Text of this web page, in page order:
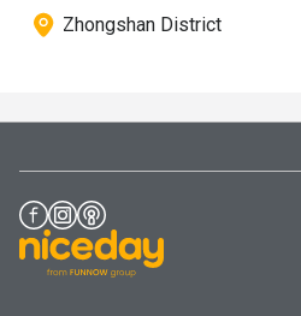
Zhongshan District